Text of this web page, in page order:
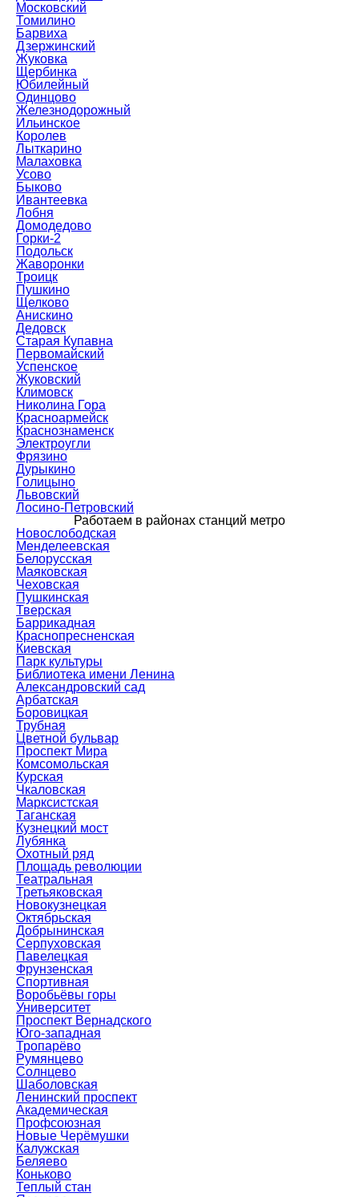
Московский
Томилино
Барвиха
Дзержинский
Жуковка
Щербинка
Юбилейный
Одинцово
Железнодорожный
Ильинское
Королев
Лыткарино
Малаховка
Усово
Быково
Ивантеевка
Лобня
Домодедово
Горки-2
Подольск
Жаворонки
Троицк
Пушкино
Щелково
Анискино
Дедовск
Старая Купавна
Первомайский
Успенское
Жуковский
Климовск
Николина Гора
Красноармейск
Краснознаменск
Электроугли
Фрязино
Дурыкино
Голицыно
Львовский
Лосино-Петровский
Работаем в районах станций метро
Новослободская
Менделеевская
Белорусская
Маяковская
Чеховская
Пушкинская
Тверская
Баррикадная
Краснопресненская
Киевская
Парк культуры
Библиотека имени Ленина
Александровский сад
Арбатская
Боровицкая
Трубная
Цветной бульвар
Проспект Мира
Комсомольская
Курская
Чкаловская
Марксистская
Таганская
Кузнецкий мост
Лубянка
Охотный ряд
Площадь революции
Театральная
Третьяковская
Новокузнецкая
Октябрьская
Добрынинская
Серпуховская
Павелецкая
Фрунзенская
Спортивная
Воробьёвы горы
Университет
Проспект Вернадского
Юго-западная
Тропарёво
Румянцево
Солнцево
Шаболовская
Ленинский проспект
Академическая
Профсоюзная
Новые Черёмушки
Калужская
Беляево
Коньково
Теплый стан